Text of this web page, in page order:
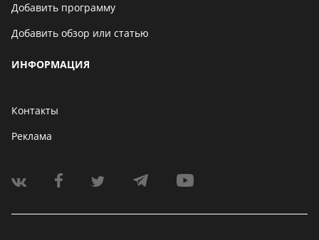
Добавить программу
Добавить обзор или статью
ИНФОРМАЦИЯ
Контакты
Реклама